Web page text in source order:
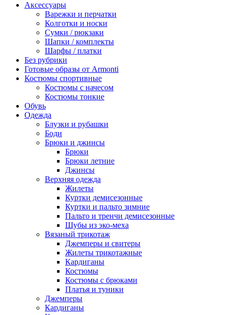
Аксессуары
Варежки и перчатки
Колготки и носки
Сумки / рюкзаки
Шапки / комплекты
Шарфы / платки
Без рубрики
Готовые образы от Armonti
Костюмы спортивные
Костюмы с начесом
Костюмы тонкие
Обувь
Одежда
Блузки и рубашки
Боди
Брюки и джинсы
Брюки
Брюки летние
Джинсы
Верхняя одежда
Жилеты
Куртки демисезонные
Куртки и пальто зимние
Пальто и тренчи демисезонные
Шубы из эко-меха
Вязаный трикотаж
Джемперы и свитеры
Жилеты трикотажные
Кардиганы
Костюмы
Костюмы с брюками
Платья и туники
Джемперы
Кардиганы